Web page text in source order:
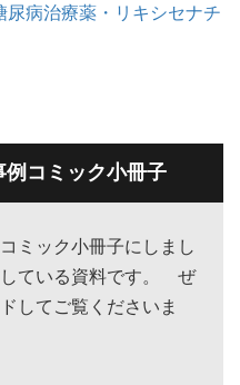
尿病治療薬・リキシセナチ
例コミック小冊子
ミック小冊子にしまし
ている資料です。 ぜ
してご覧くださいま